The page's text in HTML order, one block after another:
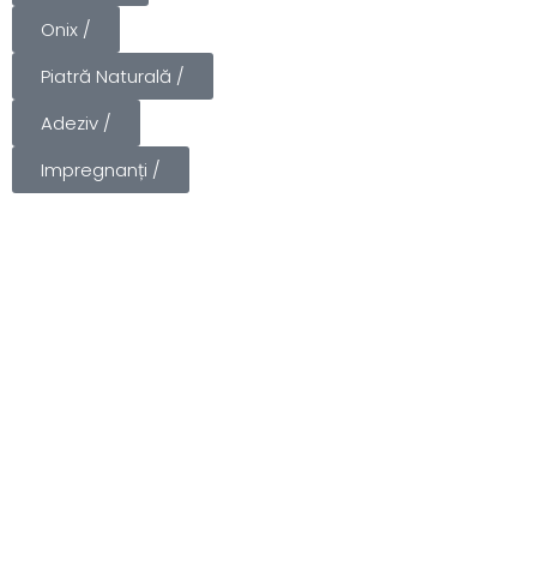
Onix /
Piatră Naturală /
Adeziv /
Impregnanți /